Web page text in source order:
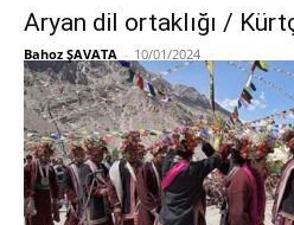
Aryan dil ortaklığı /
Bahoz ŞAVATA - 10/01/2024